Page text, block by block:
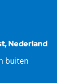
Nederland
buiten